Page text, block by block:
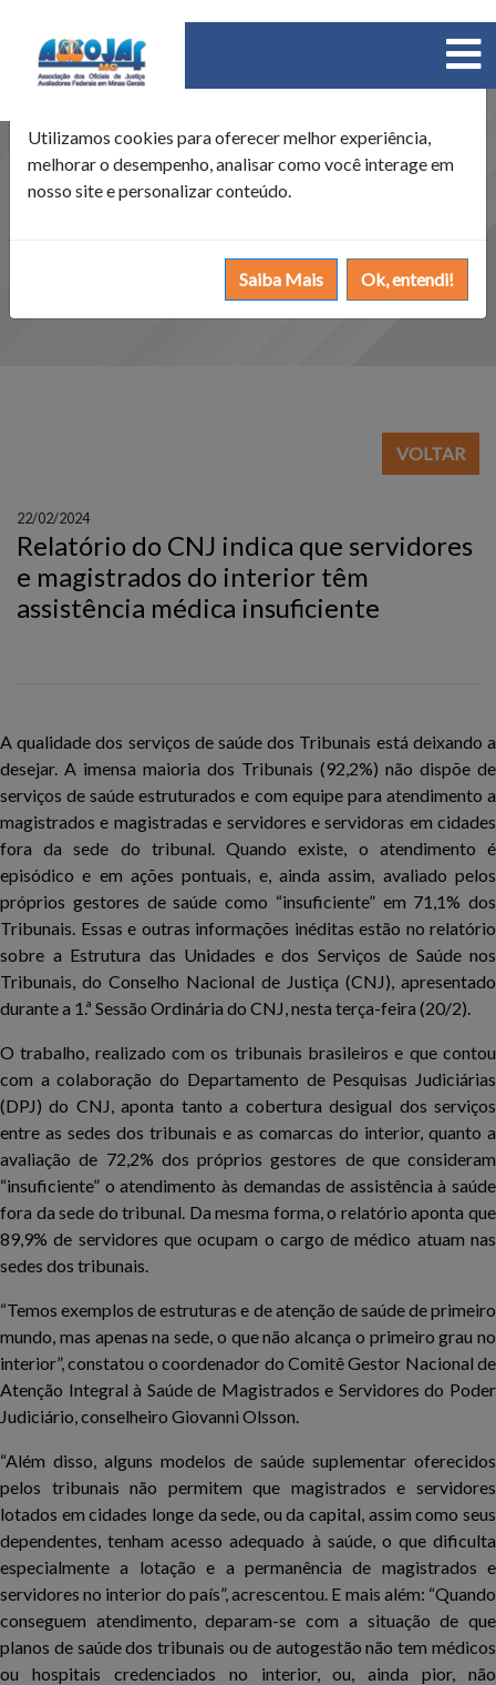
VOLTAR
22/02/2024
Relatório do CNJ indica que servidores
e magistrados do interior têm
assistência médica insuficiente
A qualidade dos serviços de saúde dos Tribunais está deixando a
desejar. A imensa maioria dos Tribunais (92,2%) não dispõe de
serviços de saúde estruturados e com equipe para atendimento a
magistrados e magistradas e servidores e servidoras em cidades
fora da sede do tribunal. Quando existe, o atendimento é
episódico e em ações pontuais, e, ainda assim, avaliado pelos
próprios gestores de saúde como “insuficiente” em 71,1% dos
Tribunais. Essas e outras informações inéditas estão no relatório
sobre a Estrutura das Unidades e dos Serviços de Saúde nos
Tribunais, do Conselho Nacional de Justiça (CNJ), apresentado
durante a 1.ª Sessão Ordinária do CNJ, nesta terça-feira (20/2).
O trabalho, realizado com os tribunais brasileiros e que contou
com a colaboração do Departamento de Pesquisas Judiciárias
(DPJ) do CNJ, aponta tanto a cobertura desigual dos serviços
entre as sedes dos tribunais e as comarcas do interior, quanto a
avaliação de 72,2% dos próprios gestores de que consideram
“insuficiente” o atendimento às demandas de assistência à saúde
fora da sede do tribunal. Da mesma forma, o relatório aponta que
89,9% de servidores que ocupam o cargo de médico atuam nas
sedes dos tribunais.
“Temos exemplos de estruturas e de atenção de saúde de primeiro
mundo, mas apenas na sede, o que não alcança o primeiro grau no
interior”, constatou o coordenador do Comitê Gestor Nacional de
Atenção Integral à Saúde de Magistrados e Servidores do Poder
Judiciário, conselheiro Giovanni Olsson.
“Além disso, alguns modelos de saúde suplementar oferecidos
pelos tribunais não permitem que magistrados e servidores
lotados em cidades longe da sede, ou da capital, assim como seus
dependentes, tenham acesso adequado à saúde, o que dificulta
especialmente a lotação e a permanência de magistrados e
servidores no interior do país”, acrescentou. E mais além: “Quando
conseguem atendimento, deparam-se com a situação de que
planos de saúde dos tribunais ou de autogestão não tem médicos
ou hospitais credenciados no interior, ou, ainda pior, não
Política de Cookies ×
Utilizamos cookies para oferecer melhor experiência,
melhorar o desempenho, analisar como você interage em
nosso site e personalizar conteúdo.
Saiba Mais Ok, entendi!